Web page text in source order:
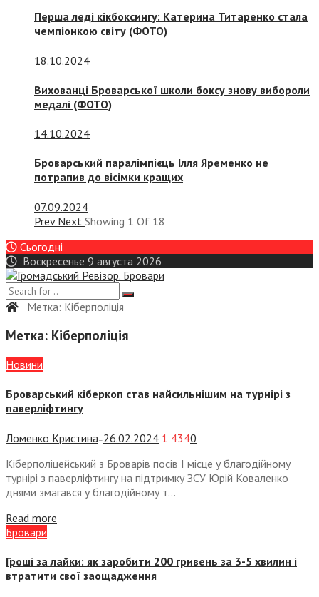
Перша леді кікбоксингу: Катерина Титаренко стала
чемпіонкою світу (ФОТО)
18.10.2024
Вихованці Броварської школи боксу знову вибороли
медалі (ФОТО)
14.10.2024
Броварський паралімпієць Ілля Яременко не
потрапив до вісімки кращих
07.09.2024
Prev Next Showing 1 Of 18
Сьогодні
Воскресенье 9 августа 2026
Метка: Кіберполіція
Метка: Кіберполіція
Новини
Броварський кіберкоп став найсильнішим на турнірі з
паверліфтингу
Ломенко Кристина — 26.02.2024 1 4340
Кіберполіцейський з Броварів посів I місце у благодійному
турнірі з паверліфтингу на підтримку ЗСУ Юрій Коваленко
днями змагався у благодійному т...
Read more
Бровари
Гроші за лайки: як заробити 200 гривень за 3-5 хвилин і
втратити свої заощадження